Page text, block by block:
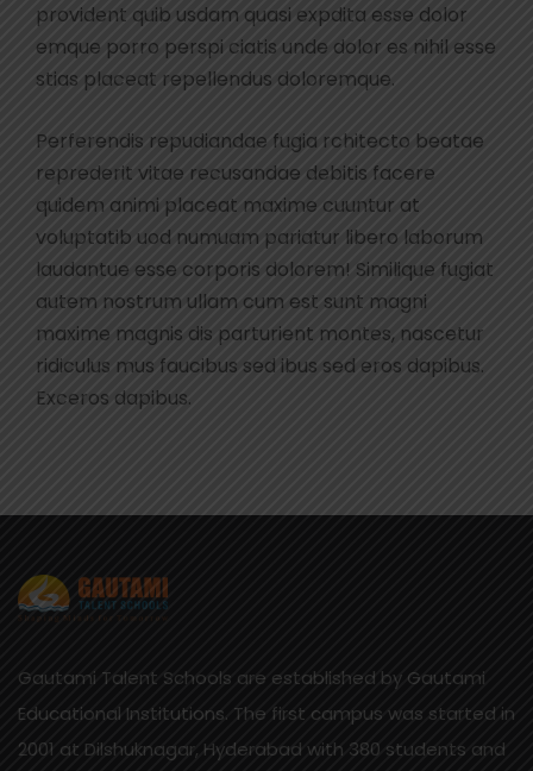
provident quib usdam quasi expdita esse dolor
emque porro perspi ciatis unde dolor es nihil esse
stias placeat repellendus doloremque.
Perferendis repudiandae fugia rchitecto beatae
reprederit vitae recusandae debitis facere
quidem animi placeat maxime cuuntur at
voluptatib uod numuam pariatur libero laborum
laudantue esse corporis dolorem! Similique fugiat
autem nostrum ullam cum est sunt magni
maxime magnis dis parturient montes, nascetur
ridiculus mus faucibus sed ibus sed eros dapibus.
Exceros dapibus.
Gautami Talent Schools are established by Gautami
Educational Institutions. The first campus was started in
2001 at Dilshuknagar, Hyderabad with 380 students and